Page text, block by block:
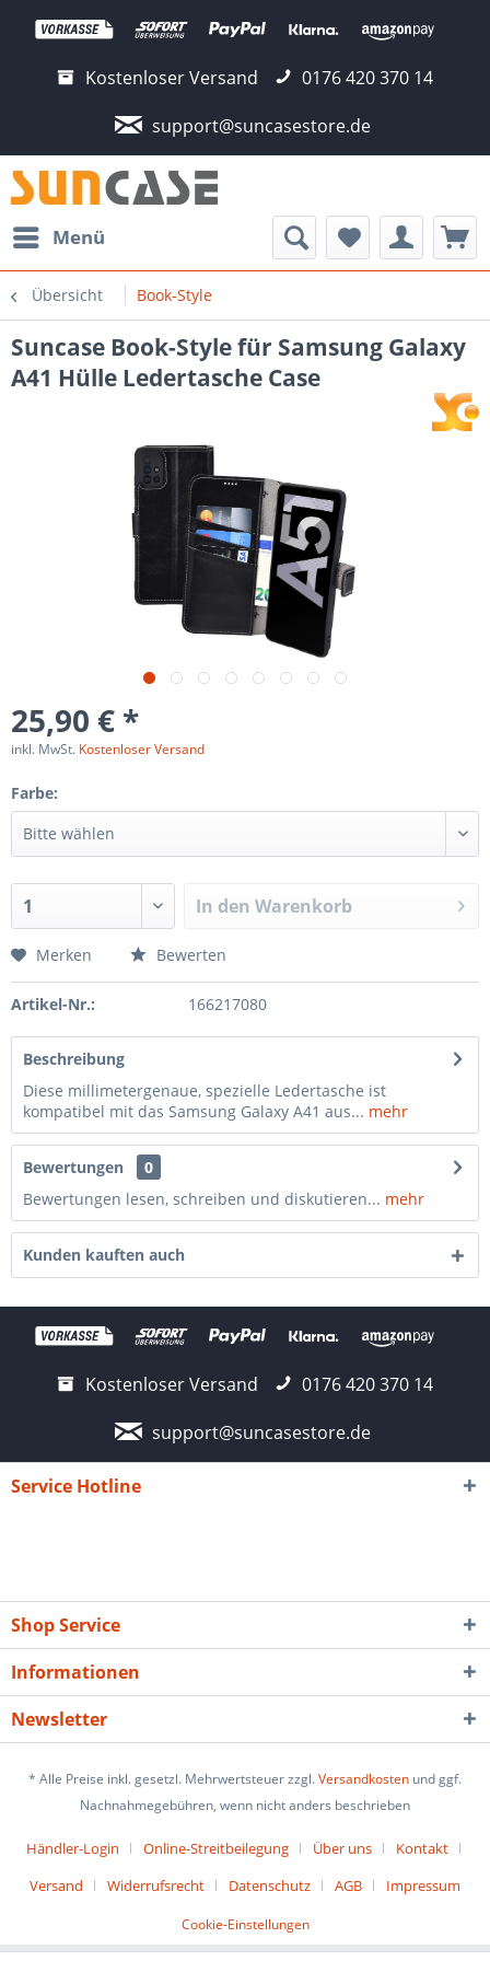
Kostenloser Versand
0176 420 370 14
support@suncasestore.de
Menü
Übersicht Book-Style
Suncase Book-Style für Samsung Galaxy
A41 Hülle Ledertasche Case
25,90 € *
inkl. MwSt. Kostenloser Versand
Farbe:
In den Warenkorb
Merken Bewerten
Artikel-Nr.: 166217080
Beschreibung
Diese millimetergenaue, spezielle Ledertasche ist
kompatibel mit das Samsung Galaxy A41 aus... mehr
Bewertungen
0
Bewertungen lesen, schreiben und diskutieren... mehr
Kunden kauften auch
Kostenloser Versand
0176 420 370 14
support@suncasestore.de
Service Hotline
Shop Service
Informationen
Newsletter
* Alle Preise inkl. gesetzl. Mehrwertsteuer zzgl.Versandkosten und ggf.
Nachnahmegebühren, wenn nicht anders beschrieben
Händler-Login Online-Streitbeilegung Über uns
Kontakt
Versand
Widerrufsrecht Datenschutz AGB Impressum
Cookie-Einstellungen